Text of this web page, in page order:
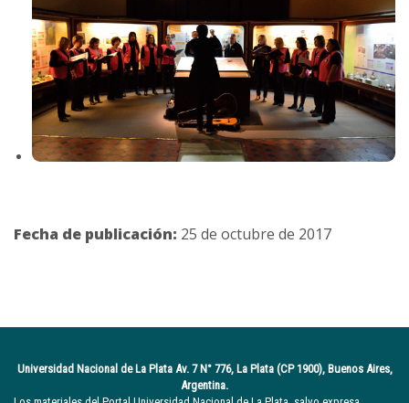
Fecha de publicación: 25 de octubre de 2017
Universidad Nacional de La Plata Av. 7 N° 776, La Plata (CP 1900), Buenos Aires,
Argentina.